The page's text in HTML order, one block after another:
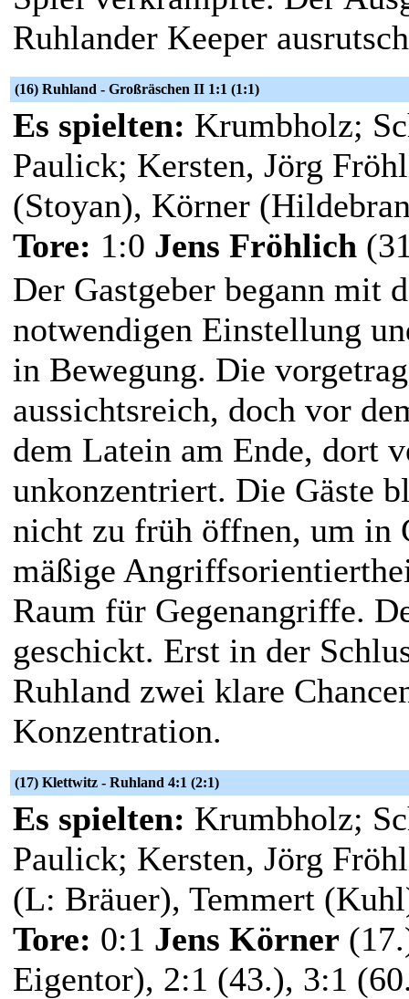
Ruhlander Keeper
(16) Ruhland - Großräschen II 1:1 (1:1)
Es spielten: Krumbholz;
Paulick; Kersten, Jörg
(Stoyan), Körner
Tore: 1:0 Jens Fröhlich
Der Gastgeber begann mit
notwendigen Einstellung
in Bewegung. Die
aussichtsreich, doch vor
dem Latein am Ende, dort
unkonzentriert. Die Gäste
nicht zu früh öffnen, um in
mäßige
Raum für Gegenangriffe.
geschickt. Erst in der
Ruhland zwei klare
Konzentration.
(17) Klettwitz - Ruhland 4:1 (2:1)
Es spielten: Krumbholz;
Paulick; Kersten, Jörg
(L: Bräuer), Temmert
Tore: 0:1 Jens Körner
Eigentor), 2:1 (43.), 3:1